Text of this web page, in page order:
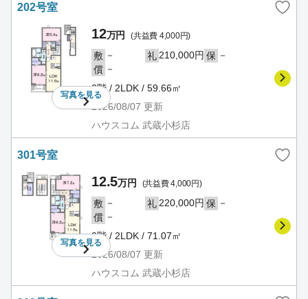
202号室
写真を見る
12万円 (共益費 4,000円)
敷 － 礼210,000円 保 －
償 －
2階 / 2LDK / 59.66㎡
2026/08/07 更新
ハウスコム 武蔵小杉店
301号室
写真を見る
12.5万円 (共益費 4,000円)
敷 － 礼220,000円 保 －
償 －
3階 / 2LDK / 71.07㎡
2026/08/07 更新
ハウスコム 武蔵小杉店